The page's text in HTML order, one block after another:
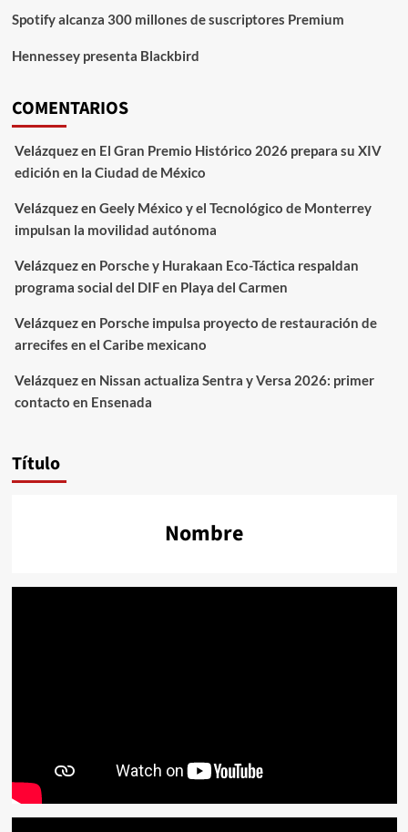
Spotify alcanza 300 millones de suscriptores Premium
Hennessey presenta Blackbird
COMENTARIOS
Velázquezen El Gran Premio Histórico 2026 prepara su XIV
edición en la Ciudad de México
Velázquezen Geely México y el Tecnológico de Monterrey
impulsan la movilidad autónoma
Velázquezen Porsche y Hurakaan Eco-Táctica respaldan
programa social del DIF en Playa del Carmen
Velázquezen Porsche impulsa proyecto de restauración de
arrecifes en el Caribe mexicano
Velázquezen Nissan actualiza Sentra y Versa 2026: primer
contacto en Ensenada
Título
Nombre